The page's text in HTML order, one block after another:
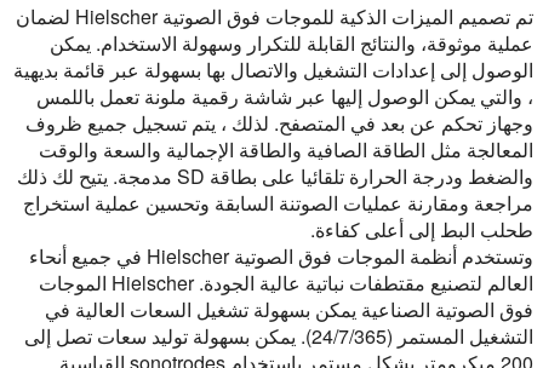
تم تصميم الميزات الذكية للموجات فوق الصوتية Hielscher لضمان
عملية موثوقة، والنتائج القابلة للتكرار وسهولة الاستخدام. يمكن
الوصول إلى إعدادات التشغيل والاتصال بها بسهولة عبر قائمة بديهية
، والتي يمكن الوصول إليها عبر شاشة رقمية ملونة تعمل باللمس
وجهاز تحكم عن بعد في المتصفح. لذلك ، يتم تسجيل جميع ظروف
المعالجة مثل الطاقة الصافية والطاقة الإجمالية والسعة والوقت
والضغط ودرجة الحرارة تلقائيا على بطاقة SD مدمجة. يتيح لك ذلك
مراجعة ومقارنة عمليات الصوتنة السابقة وتحسين عملية استخراج
طحلب البط إلى أعلى كفاءة.
وتستخدم أنظمة الموجات فوق الصوتية Hielscher في جميع أنحاء
العالم لتصنيع مقتطفات نباتية عالية الجودة. Hielscher الموجات
فوق الصوتية الصناعية يمكن بسهولة تشغيل السعات العالية في
التشغيل المستمر (24/7/365). يمكن بسهولة توليد سعات تصل إلى
200 ميكرومتر بشكل مستمر باستخدام sonotrodes القياسية